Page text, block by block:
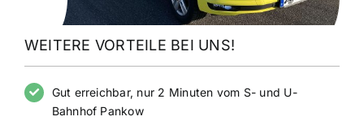
WEITERE VORTEILE BEI UNS!
Gut erreichbar, nur 2 Minuten vom S- und U-
Bahnhof Pankow